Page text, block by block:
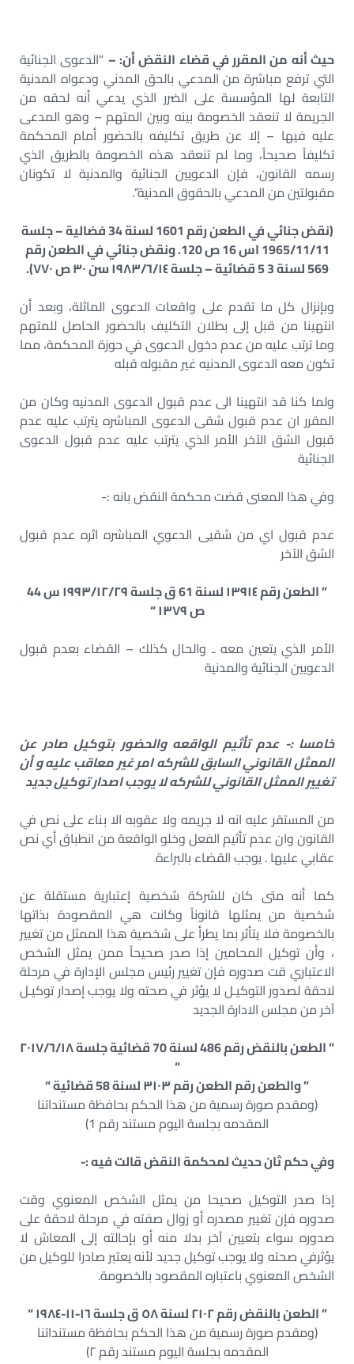
حيث أنه من المقرر في قضاء النقض أن: – “الدعوى الجنائية
التي ترفع مباشرة من المدعي بالحق المدني ودعواه المدنية
التابعة لها المؤسسة على الضرر الذي يدعي أنه لحقه من
الجريمة لا تنعقد الخصومة بينه وبين المتهم – وهو المدعى
عليه فيها – إلا عن طريق تكليفه بالحضور أمام المحكمة
تكليفاً صحيحاً، وما لم تنعقد هذه الخصومة بالطريق الذي
رسمه القانون، فإن الدعويين الجنائية والمدنية لا تكونان
مقبولتين من المدعي بالحقوق المدنية”.
(نقض جنائي في الطعن رقم 1601 لسنة 34 فضالية – جلسة
1965/11/11 اس 16 ص 120. ونقض جنائي في الطعن رقم
569 لسنة 3 5 قضائية – جلسة ۱۹۸٣/٦/١٤ سن ۳۰ ص ۷۷۰).
وبإنزال كل ما تقدم على واقعات الدعوى الماثلة، وبعد أن
انتهينا من قبل إلى بطلان التكليف بالحضور الحاصل للمتهم
وما ترتب عليه من عدم دخول الدعوى في حوزة المحكمة، مما
تكون معه الدعوى المدنيه غير مقبوله قبله
ولما كنا قد انتهينا الى عدم قبول الدعوى المدنيه وكان من
المقرر ان عدم قبول شقى الدعوى المباشره يترتب عليه عدم
قبول الشق الآخر الأمر الذي يترتب عليه عدم قبول الدعوى
الجنائية
وفي هذا المعنى قضت محكمة النقض بانه :-
عدم قبول اي من شقيى الدعوي المباشره اثره عدم قبول
الشق الآخر
” الطعن رقم ١٣٩١٤ لسنة 61 ق جلسة ۱۹۹۳/۱٢/٢٩ س 44
ص ۱۳۷۹ “
الأمر الذي يتعين معه ـ والحال كذلك – القضاء بعدم قبول
الدعويين الجنائية والمدنية
خامسا :- عدم تأثيم الواقعه والحضور بتوكيل صادر عن
الممثل القانوني السابق للشركه امر غير معاقب عليه و أن
تغيير الممثل القانوني للشركه لا يوجب اصدار توكيل جديد
من المستقر عليه انه لا جريمه ولا عقوبه الا بناء على نص في
القانون وان عدم تأثيم الفعل وخلو الواقعة من انطباق أي نص
عقابي عليها . يوجب القضاء بالبراءة
كما أنه متى كان للشركة شخصية إعتبارية مستقلة عن
شخصية من يمثلها قانوناً وكانت هي المقصودة بذاتها
بالخصومة فلا يتأثر بما يطرأ على شخصية هذا الممثل من تغيير
، وأن توكيل المحامين إذا صدر صحيحاً ممن يمثل الشخص
الاعتباري قت صدوره فإن تغيير رئيس مجلس الإدارة في مرحلة
لاحقة لصدور التوكيـل لا يؤثر في صحته ولا يوجب إصدار توكيـل
آخر من مجلس الادارة الجديد
” الطعن بالنقض رقم 486 لسنة 70 قضائية جلسة ۲٠۱۷/٦/١٨
“
” والطعن رقم الطعن رقم ۳۱۰۳ لسنة 58 قضائية “
(ومقدم صورة رسمية من هذا الحكم بحافظة مستنداتنا
المقدمه بجلسة اليوم مستند رقم 1)
وفي حكم ثان حديث لمحكمة النقض قالت فيه :-
إذا صدر التوكيل صحيحا من يمثل الشخص المعنوي وقت
صدوره فإن تغيير مصدره أو زوال صفته في مرحلة لاحقة على
صدوره سواء بتعيين آخر بدلا منه أو بإحالته إلى المعاش لا
يؤثرفي صحته ولا يوجب توكيل جديد لأنه يعتبر صادرا للوكيل من
الشخص المعنوي باعتباره المقصود بالخصومة.
” الطعن بالنقض رقم ٢١٠٢ لسنة ٥٨ ق جلسة ١٦-١١-١٩٨٤ “
(ومقدم صورة رسمية من هذا الحكم بحافظة مستنداتنا
المقدمه بجلسة اليوم مستند رقم ٢)